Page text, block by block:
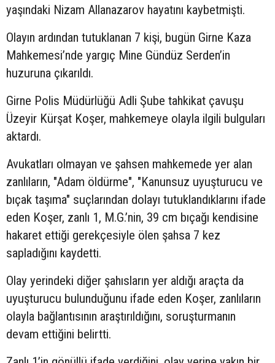
yaşındaki Nizam Allanazarov hayatını kaybetmişti.
Olayın ardından tutuklanan 7 kişi, bugün Girne Kaza
Mahkemesi’nde yargıç Mine Gündüz Serden’in
huzuruna çıkarıldı.
Girne Polis Müdürlüğü Adli Şube tahkikat çavuşu
Üzeyir Kürşat Koşer, mahkemeye olayla ilgili bulguları
aktardı.
Avukatları olmayan ve şahsen mahkemede yer alan
zanlıların, "Adam öldürme", "Kanunsuz uyuşturucu ve
bıçak taşıma" suçlarından dolayı tutuklandıklarını ifade
eden Koşer, zanlı 1, M.G.’nin, 39 cm bıçağı kendisine
hakaret ettiği gerekçesiyle ölen şahsa 7 kez
sapladığını kaydetti.
Olay yerindeki diğer şahısların yer aldığı araçta da
uyuşturucu bulunduğunu ifade eden Koşer, zanlıların
olayla bağlantısının araştırıldığını, soruşturmanın
devam ettiğini belirtti.